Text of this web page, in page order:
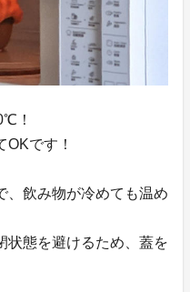
！
です！
、飲み物が冷めても温め
態を避けるため、蓋を